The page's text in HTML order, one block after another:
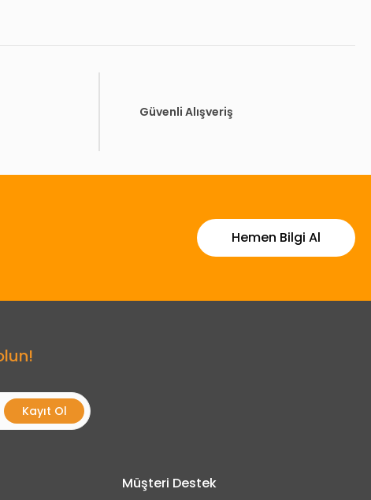
Güvenli Alışveriş
Hemen Bilgi Al
Kayıt Ol
Müşteri Destek